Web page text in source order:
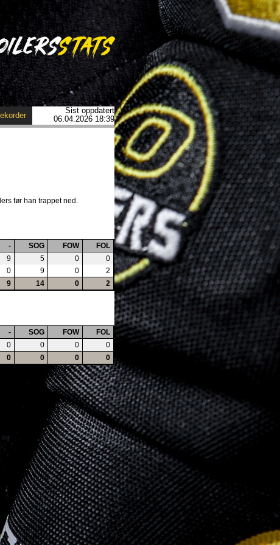
Sist oppdatert
06.04.2026 18:39
før han trappet ned.
- SOG FOW
FOL
9 5 0
0
0 9 0
2
9 14 0 2
- SOG FOW
FOL
0 0 0
0
0 0 0 0